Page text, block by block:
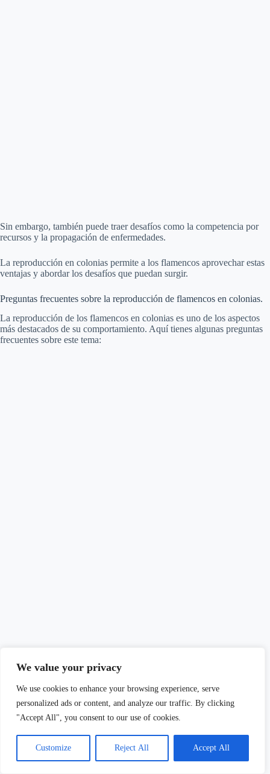
We value your privacy
We use cookies to enhance your browsing experience, serve
personalized ads or content, and analyze our traffic. By clicking
"Accept All", you consent to our use of cookies.
Customize Reject All Accept All
Sin embargo, también puede traer desafíos como la competencia por
recursos y la propagación de enfermedades.
La reproducción en colonias permite a los flamencos aprovechar estas
ventajas y abordar los desafíos que puedan surgir.
Preguntas frecuentes sobre la reproducción de flamencos en colonias.
La reproducción de los flamencos en colonias es uno de los aspectos
más destacados de su comportamiento. Aquí tienes algunas preguntas
frecuentes sobre este tema:
1. ¿Por qué los flamencos se reproducen en colonias?